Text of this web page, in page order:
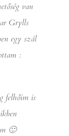
van
Grylls
egy szál
:
felhőim is
🙂